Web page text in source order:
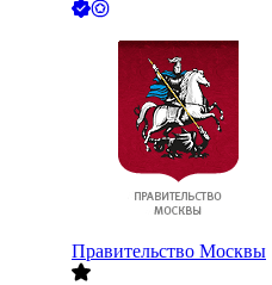
Правительство Москвы